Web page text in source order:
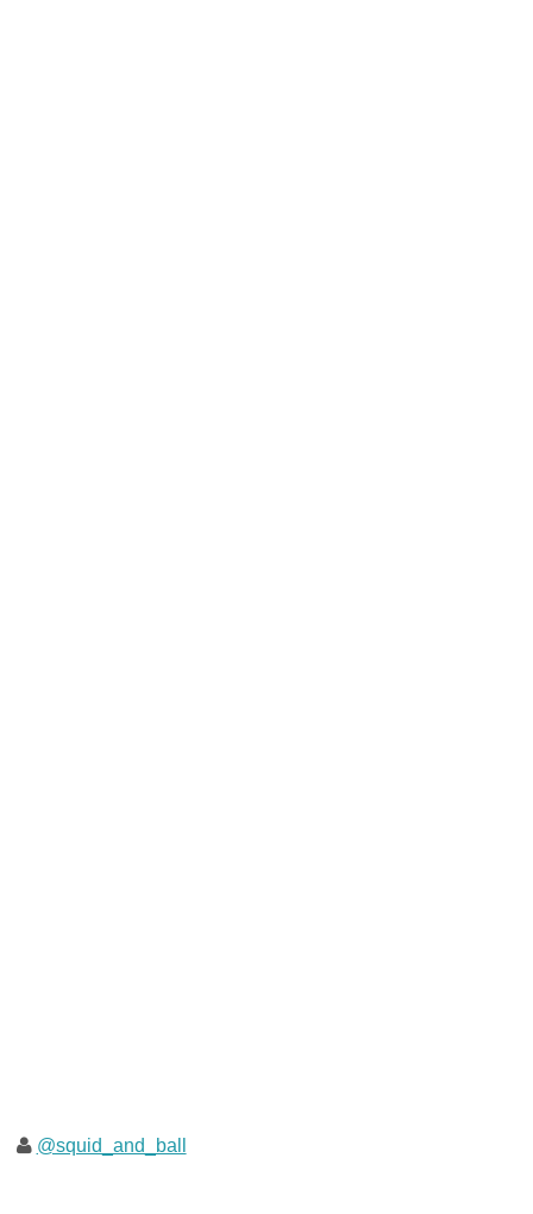
@squid_and_ball